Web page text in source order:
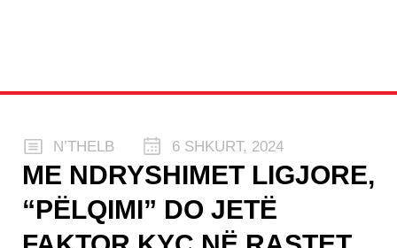
N’THELB 6 SHKURT, 2024
ME NDRYSHIMET LIGJORE,
“PËLQIMI” DO JETË